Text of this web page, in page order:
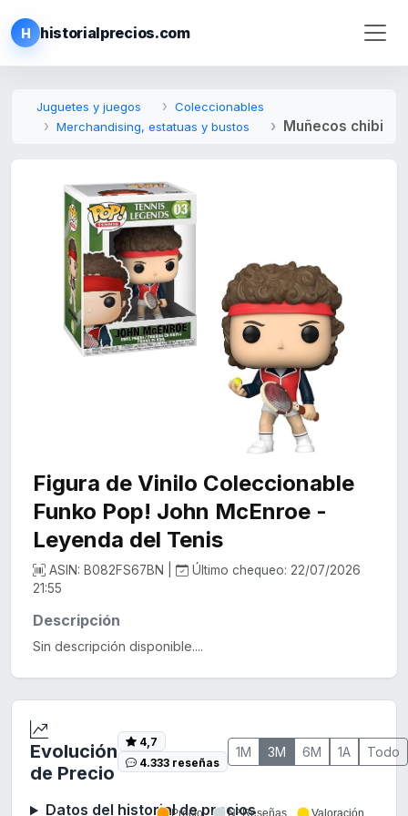
H historialprecios.com
Juguetes y juegos
Coleccionables
Merchandising, estatuas y bustos
Muñecos chibi
Figura de Vinilo Coleccionable
Funko Pop! John McEnroe -
Leyenda del Tenis
ASIN: B082FS67BN |
Último chequeo: 22/07/2026
21:55
Descripción
Sin descripción disponible....
Evolución
de Precio
4,7
4.333 reseñas
1M 3M 6M 1A Todo
Datos del historial de precios